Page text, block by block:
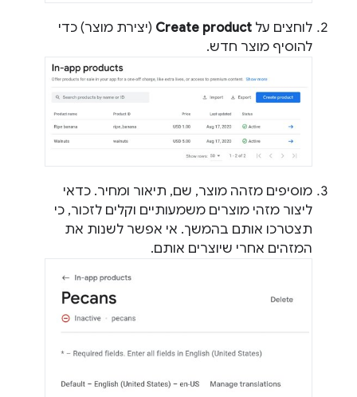
לוחצים על Create product (יצירת מוצר) כדי
להוסיף מוצר חדש.
מוסיפים מזהה מוצר, שם, תיאור ומחיר. כדאי
ליצור מזהי מוצרים משמעותיים וקלים לזכור, כי
תצטרכו אותם בהמשך. אי אפשר לשנות את
המזהים אחרי שיוצרים אותם.